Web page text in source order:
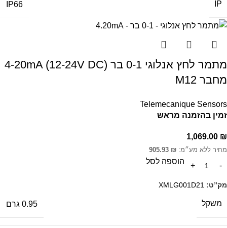
IP
IP66
מתמר לחץ אנלוגי 0-1 בר 4-20mA (12-24V DC)
מחבר M12
Telemecanique Sensors
זמין בהזמנה מראש
1,069.00 ₪
מחיר ללא מע״מ: 905.93 ₪
הוספה לסל
מק”ט: XMLG001D21
משקל 0.95 גרם